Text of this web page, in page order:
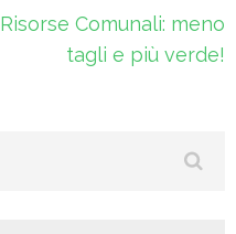
Risorse Comunali: meno
tagli e più verde!